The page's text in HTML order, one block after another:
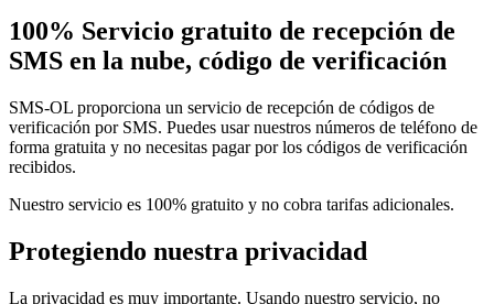
100% Servicio gratuito de recepción de
SMS en la nube, código de verificación
SMS-OL proporciona un servicio de recepción de códigos de
verificación por SMS. Puedes usar nuestros números de teléfono de
forma gratuita y no necesitas pagar por los códigos de verificación
recibidos.
Nuestro servicio es 100% gratuito y no cobra tarifas adicionales.
Protegiendo nuestra privacidad
La privacidad es muy importante. Usando nuestro servicio, no